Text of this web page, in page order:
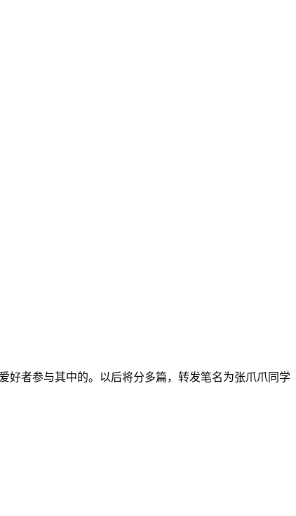
好者参与其中的。以后将分多篇，转发笔名为张爪爪同学